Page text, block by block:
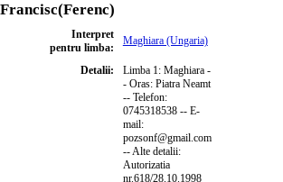
Interpret
pentru limba:
Maghiara (Ungaria)
Detalii:
Limba 1: Maghiara -
- Oras: Piatra Neamt
-- Telefon:
0745318538 -- E-
mail:
pozsonf@gmail.com
-- Alte detalii:
Autorizatia
nr.618/28.10.1998